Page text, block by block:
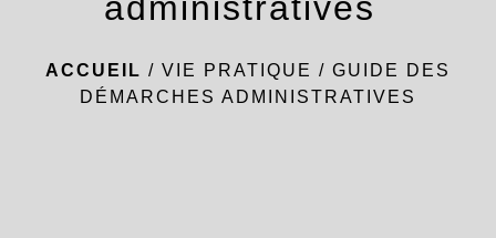
ACCUEIL / VIE PRATIQUE / GUIDE DES
DÉMARCHES ADMINISTRATIVES